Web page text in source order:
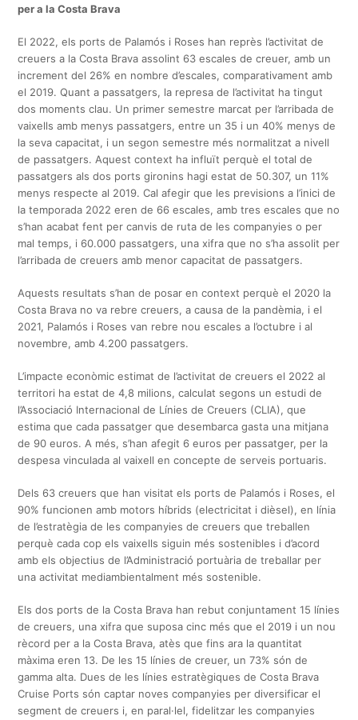
per a la Costa Brava
El 2022, els ports de Palamós i Roses han reprès l’activitat de
creuers a la Costa Brava assolint 63 escales de creuer, amb un
increment del 26% en nombre d’escales, comparativament amb
el 2019. Quant a passatgers, la represa de l’activitat ha tingut
dos moments clau. Un primer semestre marcat per l’arribada de
vaixells amb menys passatgers, entre un 35 i un 40% menys de
la seva capacitat, i un segon semestre més normalitzat a nivell
de passatgers. Aquest context ha influït perquè el total de
passatgers als dos ports gironins hagi estat de 50.307, un 11%
menys respecte al 2019. Cal afegir que les previsions a l’inici de
la temporada 2022 eren de 66 escales, amb tres escales que no
s’han acabat fent per canvis de ruta de les companyies o per
mal temps, i 60.000 passatgers, una xifra que no s’ha assolit per
l’arribada de creuers amb menor capacitat de passatgers.
Aquests resultats s’han de posar en context perquè el 2020 la
Costa Brava no va rebre creuers, a causa de la pandèmia, i el
2021, Palamós i Roses van rebre nou escales a l’octubre i al
novembre, amb 4.200 passatgers.
L’impacte econòmic estimat de l’activitat de creuers el 2022 al
territori ha estat de 4,8 milions, calculat segons un estudi de
l’Associació Internacional de Línies de Creuers (CLIA), que
estima que cada passatger que desembarca gasta una mitjana
de 90 euros. A més, s’han afegit 6 euros per passatger, per la
despesa vinculada al vaixell en concepte de serveis portuaris.
Dels 63 creuers que han visitat els ports de Palamós i Roses, el
90% funcionen amb motors híbrids (electricitat i dièsel), en línia
de l’estratègia de les companyies de creuers que treballen
perquè cada cop els vaixells siguin més sostenibles i d’acord
amb els objectius de l’Administració portuària de treballar per
una activitat mediambientalment més sostenible.
Els dos ports de la Costa Brava han rebut conjuntament 15 línies
de creuers, una xifra que suposa cinc més que el 2019 i un nou
rècord per a la Costa Brava, atès que fins ara la quantitat
màxima eren 13. De les 15 línies de creuer, un 73% són de
gamma alta. Dues de les línies estratègiques de Costa Brava
Cruise Ports són captar noves companyies per diversificar el
segment de creuers i, en paral·lel, fidelitzar les companyies